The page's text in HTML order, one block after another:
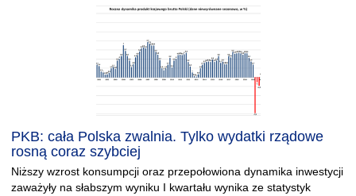
PKB: cała Polska zwalnia. Tylko wydatki rządowe
rosną coraz szybciej
Niższy wzrost konsumpcji oraz przepołowiona dynamika inwestycji
zaważyły na słabszym wyniku I kwartału wynika ze statystyk